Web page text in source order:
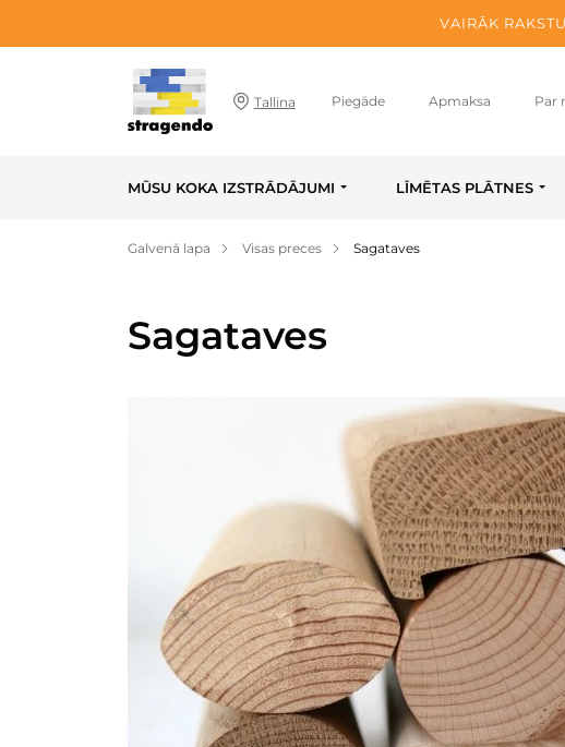
VAIRĀK
Tallina Piegāde Apmaksa Par
MŪSU KOKA IZSTRĀDĀJUMI LĪMĒTAS PLĀTNES
Galvenā lapa Visas preces Sagataves
Sagataves